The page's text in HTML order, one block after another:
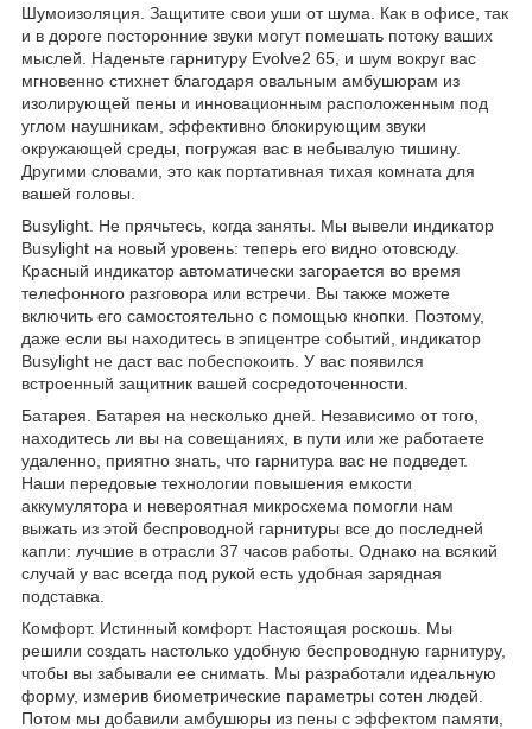
Шумоизоляция. Защитите свои уши от шума. Как в офисе, так
и в дороге посторонние звуки могут помешать потоку ваших
мыслей. Наденьте гарнитуру Evolve2 65, и шум вокруг вас
мгновенно стихнет благодаря овальным амбушюрам из
изолирующей пены и инновационным расположенным под
углом наушникам, эффективно блокирующим звуки
окружающей среды, погружая вас в небывалую тишину.
Другими словами, это как портативная тихая комната для
вашей головы.
Busylight. Не прячьтесь, когда заняты. Мы вывели индикатор
Busylight на новый уровень: теперь его видно отовсюду.
Красный индикатор автоматически загорается во время
телефонного разговора или встречи. Вы также можете
включить его самостоятельно с помощью кнопки. Поэтому,
даже если вы находитесь в эпицентре событий, индикатор
Busylight не даст вас побеспокоить. У вас появился
встроенный защитник вашей сосредоточенности.
Батарея. Батарея на несколько дней. Независимо от того,
находитесь ли вы на совещаниях, в пути или же работаете
удаленно, приятно знать, что гарнитура вас не подведет.
Наши передовые технологии повышения емкости
аккумулятора и невероятная микросхема помогли нам
выжать из этой беспроводной гарнитуры все до последней
капли: лучшие в отрасли 37 часов работы. Однако на всякий
случай у вас всегда под рукой есть удобная зарядная
подставка.
Комфорт. Истинный комфорт. Настоящая роскошь. Мы
решили создать настолько удобную беспроводную гарнитуру,
чтобы вы забывали ее снимать. Мы разработали идеальную
форму, измерив биометрические параметры сотен людей.
Потом мы добавили амбушюры из пены с эффектом памяти,